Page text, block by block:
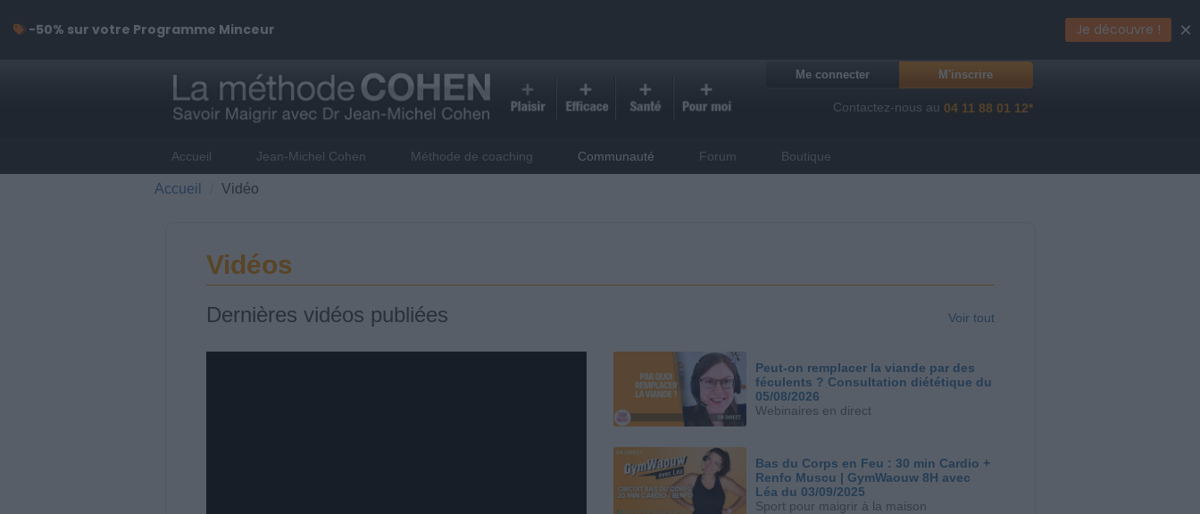
Me connecter M'inscrire
Contactez-nous au 04 11 88 01 12*
Accueil Jean-Michel Cohen Méthode de coaching Communauté Forum Boutique
Accueil Vidéo
Vidéos
Dernières vidéos publiées Voir tout
Peut-on remplacer la viande par des
féculents ? Consultation diététique du
05/08/2026
Webinaires en direct
Bas du Corps en Feu : 30 min Cardio +
Renfo Muscu | GymWaouw 8H avec
Léa du 03/09/2025
Sport pour maigrir à la maison
-50% sur votre Programme Minceur Je découvre ! ×